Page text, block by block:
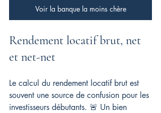
Voir la banque la moins chère
Rendement locatif brut, net
et net-net
Le calcul du rendement locatif brut est
souvent une source de confusion pour les
investisseurs débutants. 🚨 Un bien